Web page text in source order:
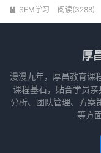
 SEM学习 阅读(3288)
厚
漫漫九年，厚昌教育课
课程基石，贴合学员
分析、团队管理、方案
等方